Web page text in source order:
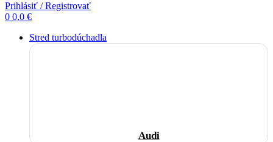
Prihlásiť / Registrovať
0 0,0 €
Stred turbodúchadla
Audi